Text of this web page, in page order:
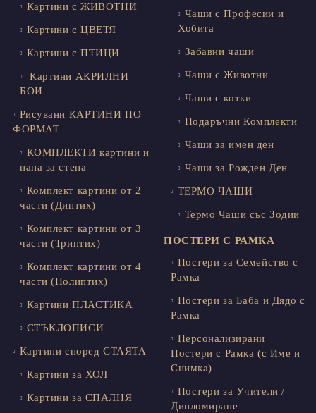
Картини с ЖИВОТНИ
Картини с ЦВЕТЯ
Картини с ПТИЦИ
Картини АКРИЛНИ
БОИ
Рисувани КАРТИНИ ПО
ФОРМАТ
КОМПЛЕКТИ картини и
пана за стена
Комплект картини от 2
части (Диптих)
Комплект картини от 3
части (Триптих)
Комплект картини от 4
части (Полиптих)
Картини ПЛАСТИКА
СТЪКЛОПИСИ
Картини според СТАЯТА
Картини за ХОЛ
Картини за СПАЛНЯ
Чаши с Професии и
Хобита
Забавни чаши
Чаши с Животни
Чаши с котки
Подаръчни Комплекти
Чаши за имен ден
Чаши за Рожден Ден
ТЕРМО ЧАШИ
Термо Чаши със Зодии
ПОСТЕРИ С РАМКА
Постери за Семейство с
Рамка
Постери за Баба и Дядо с
Рамка
Персонализирани
Постери с Рамка (с Име и
Снимка)
Постери за Учители /
Дипломиране